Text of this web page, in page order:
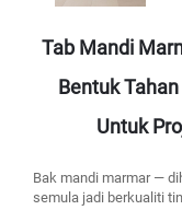
Tab Mandi
Bentuk
Untuk
Bak mandi marmar —
semula jadi berkualiti